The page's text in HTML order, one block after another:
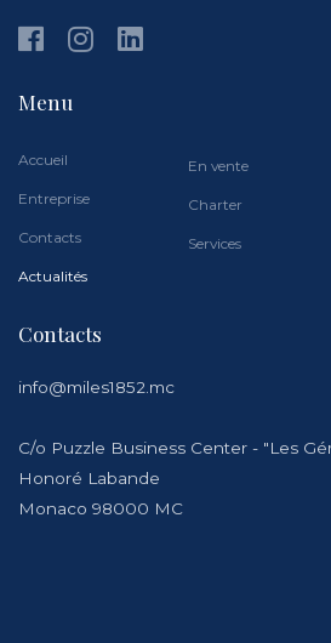
Menu
Accueil
Entreprise
Contacts
Actualités
En vente
Charter
Services
Contacts
info@miles1852.mc
C/o Puzzle Business Center - "Les
Honoré Labande
Monaco 98000 MC